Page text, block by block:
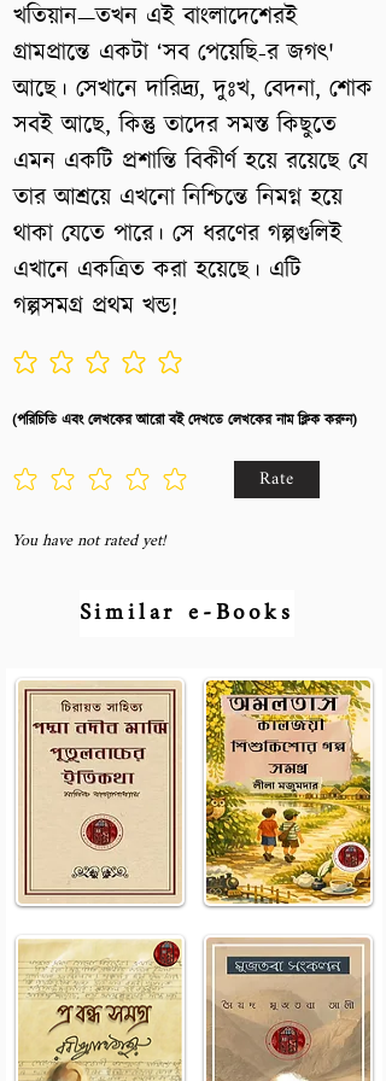
খতিয়ান—তখন এই বাংলাদেশেরই
গ্রামপ্রান্তে একটা ‘সব পেয়েছি-র জগৎ'
আছে। সেখানে দারিদ্র্য, দুঃখ, বেদনা, শোক
সবই আছে, কিন্তু তাদের সমস্ত কিছুতে
এমন একটি প্রশান্তি বিকীর্ণ হয়ে রয়েছে যে
তার আশ্রয়ে এখনো নিশ্চিন্তে নিমগ্ন হয়ে
থাকা যেতে পারে। সে ধরণের গল্পগুলিই
এখানে একত্রিত করা হয়েছে। এটি
গল্পসমগ্র প্রথম খন্ড!
No ratings yet
(পরিচিতি এবং লেখকের আরো বই দেখতে লেখকের নাম ক্লিক করুন)
Rate
You have not rated yet!
Similar e-Books